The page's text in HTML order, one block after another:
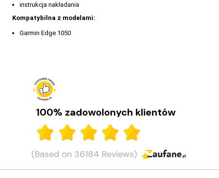
instrukcja nakładania
Kompatybilna z modelami:
Garmin Edge 1050
100% zadowolonych klientów
(Based on 36184 Reviews)